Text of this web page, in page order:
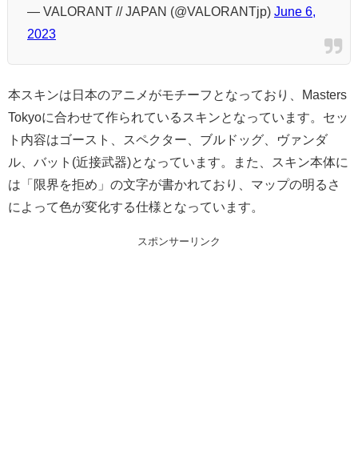
— VALORANT // JAPAN (@VALORANTjp) June 6,
2023
本スキンは日本のアニメがモチーフとなっており、Masters
Tokyoに合わせて作られているスキンとなっています。セッ
ト内容はゴースト、スペクター、ブルドッグ、ヴァンダ
ル、バット(近接武器)となっています。また、スキン本体に
は「限界を拒め」の文字が書かれており、マップの明るさ
によって色が変化する仕様となっています。
スポンサーリンク